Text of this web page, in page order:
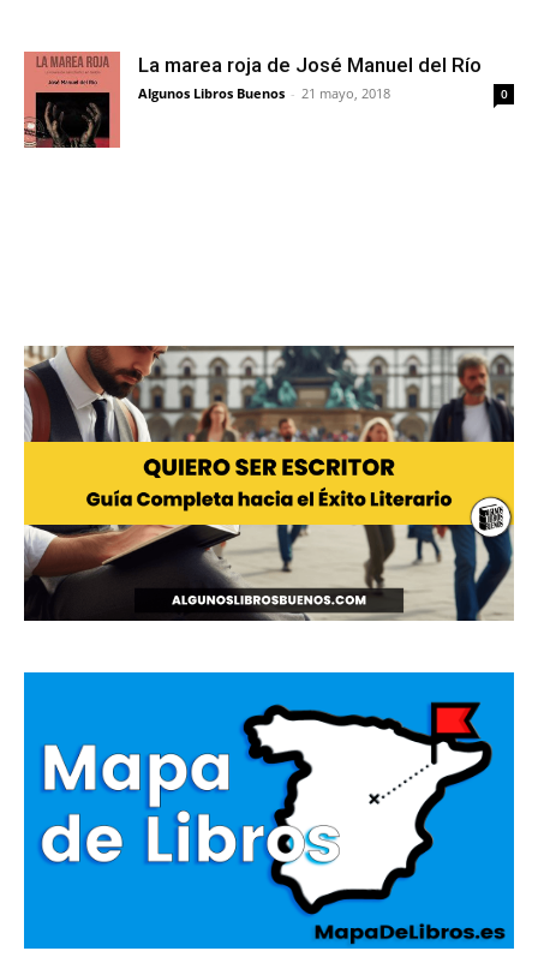
La marea roja de José Manuel del Río
Algunos Libros Buenos - 21 mayo, 2018 0